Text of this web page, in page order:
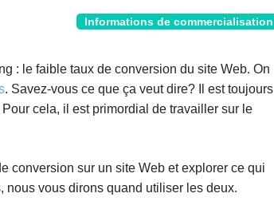
Informations de commercialisation
: le faible taux de conversion du site Web. On
. Savez-vous ce que ça veut dire? Il est toujours
cela, il est primordial de travailler sur le
conversion sur un site Web et explorer ce qui
nous vous dirons quand utiliser les deux.